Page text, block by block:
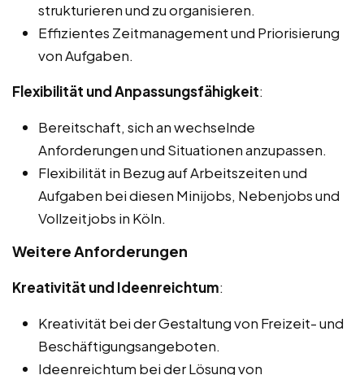
strukturieren und zu organisieren.
Effizientes Zeitmanagement und Priorisierung
von Aufgaben.
Flexibilität und Anpassungsfähigkeit:
Bereitschaft, sich an wechselnde
Anforderungen und Situationen anzupassen.
Flexibilität in Bezug auf Arbeitszeiten und
Aufgaben bei diesen Minijobs, Nebenjobs und
Vollzeitjobs in Köln.
Weitere Anforderungen
Kreativität und Ideenreichtum:
Kreativität bei der Gestaltung von Freizeit- und
Beschäftigungsangeboten.
Ideenreichtum bei der Lösung von